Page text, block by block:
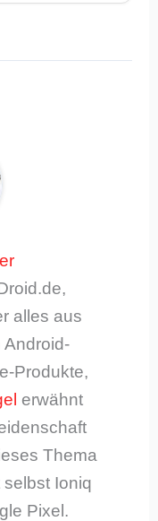
alles aus
Produkte,
erwähnt
Thema
Ioniq
Pixel.